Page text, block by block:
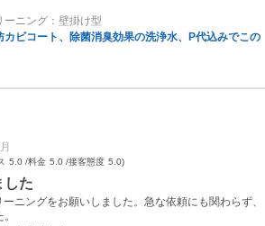
ーニング：壁掛け型
カビコート、除菌消臭効果の洗浄水、P代込みでこの
5.0 料金 5.0 接客態度 5.0
した
ニングをお願いしました。急な依頼にも関わらず、